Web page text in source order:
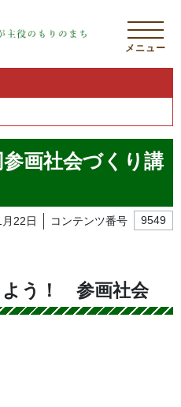
メニュー
画社会づくり講
22日 コンテンツ番号 9549
う！ 参画社会